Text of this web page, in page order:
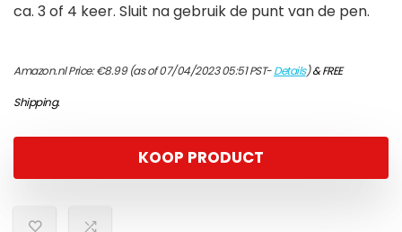
ca. 3 of 4 keer. Sluit na gebruik de punt van de pen.
Amazon.nl Price:€8.99(as of 07/04/2023 05:51 PST-Details)&FREE
Shipping.
KOOP PRODUCT